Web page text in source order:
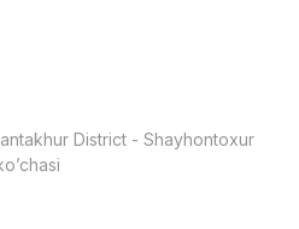
District - Shayhontoxur